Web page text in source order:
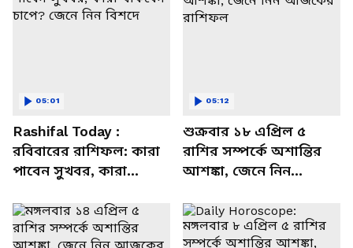
Rashifal Today :
রবিবারের রাশিফল: কারা
পাবেন সুখবর, কারা
বিশদে
05:01
শুক্রবার ১৮ এপ্রিল ৫
রাশির সম্পর্কে অশান্তির
আশঙ্কা, জেনে নিন
05:12